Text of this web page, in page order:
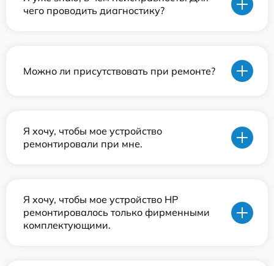
чего проводить диагностику?
Можно ли присутствовать при ремонте?
Я хочу, чтобы мое устройство
ремонтировали при мне.
Я хочу, чтобы мое устройство HP
ремонтировалось только фирменными
комплектующими.